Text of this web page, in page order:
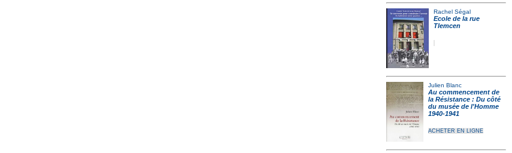
Rachel Ségal
Ecole de la rue
Tlemcen
Julien Blanc
Au commencement de
la Résistance : Du côté
du musée de l'Homme
1940-1941
ACHETER EN LIGNE